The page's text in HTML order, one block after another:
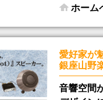
ホー
愛好家が
銀座山野
音響空間